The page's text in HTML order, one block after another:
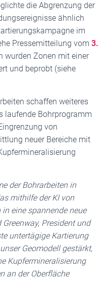
die Abgrenzung der
ähnlich
im
Pressemitteilung vom 3.
wurden Zonen mit einer
und beprobt (siehe
schaffen weiteres
laufende Bohrprogramm
von
neuer Bereiche mit
der Bohrarbeiten in
mithilfe der KI von
eine spannende neue
Greenway, President und
untertägige Kartierung
Geomodell gestärkt,
Kupfermineralisierung
an der Oberfläche